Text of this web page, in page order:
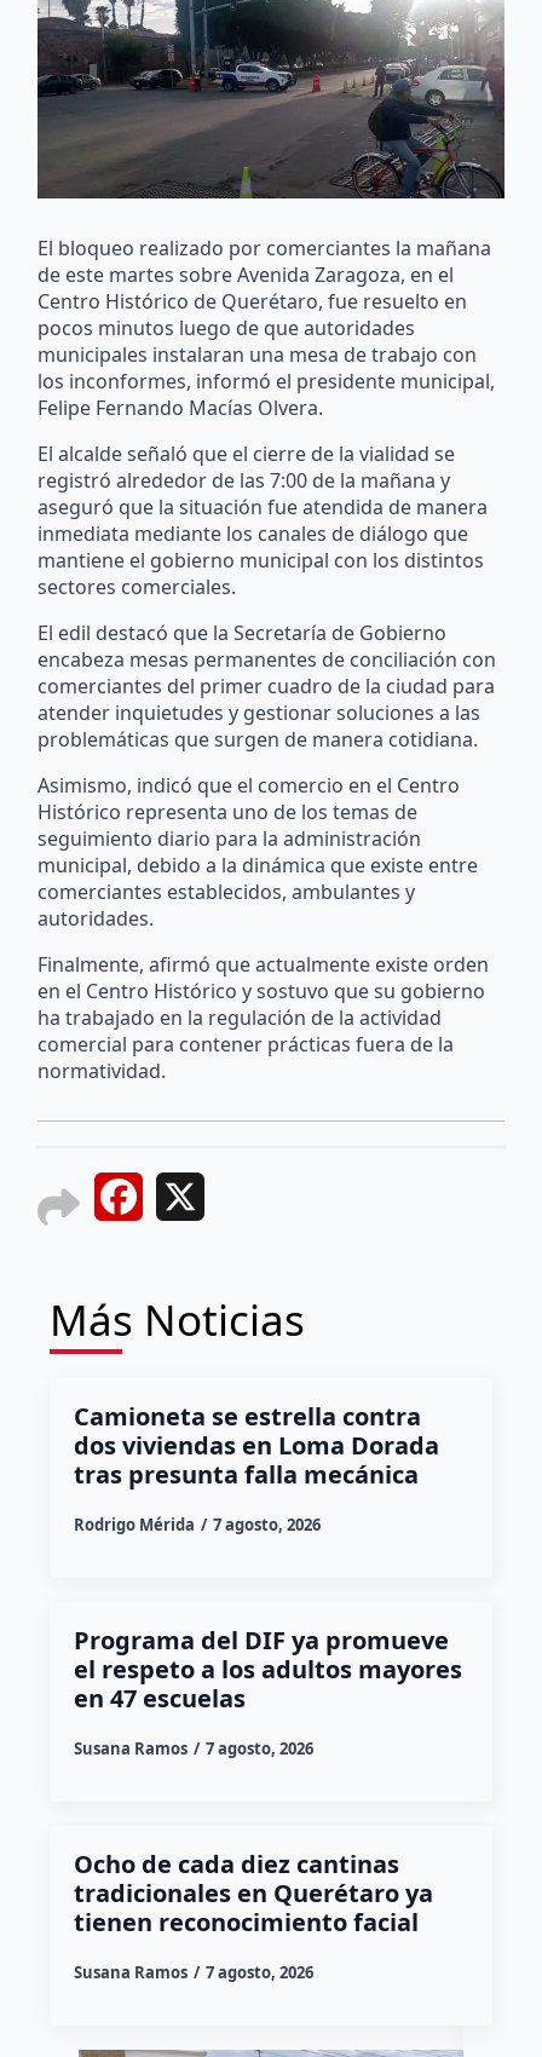
El bloqueo realizado por comerciantes la mañana
de este martes sobre Avenida Zaragoza, en el
Centro Histórico de Querétaro, fue resuelto en
pocos minutos luego de que autoridades
municipales instalaran una mesa de trabajo con
los inconformes, informó el presidente municipal,
Felipe Fernando Macías Olvera.
El alcalde señaló que el cierre de la vialidad se
registró alrededor de las 7:00 de la mañana y
aseguró que la situación fue atendida de manera
inmediata mediante los canales de diálogo que
mantiene el gobierno municipal con los distintos
sectores comerciales.
El edil destacó que la Secretaría de Gobierno
encabeza mesas permanentes de conciliación con
comerciantes del primer cuadro de la ciudad para
atender inquietudes y gestionar soluciones a las
problemáticas que surgen de manera cotidiana.
Asimismo, indicó que el comercio en el Centro
Histórico representa uno de los temas de
seguimiento diario para la administración
municipal, debido a la dinámica que existe entre
comerciantes establecidos, ambulantes y
autoridades.
Finalmente, afirmó que actualmente existe orden
en el Centro Histórico y sostuvo que su gobierno
ha trabajado en la regulación de la actividad
comercial para contener prácticas fuera de la
normatividad.
Facebook
Más Noticias
Camioneta se estrella contra
dos viviendas en Loma Dorada
tras presunta falla mecánica
Rodrigo Mérida 7 agosto, 2026
Programa del DIF ya promueve
el respeto a los adultos mayores
en 47 escuelas
Susana Ramos 7 agosto, 2026
Ocho de cada diez cantinas
tradicionales en Querétaro ya
tienen reconocimiento facial
Susana Ramos 7 agosto, 2026